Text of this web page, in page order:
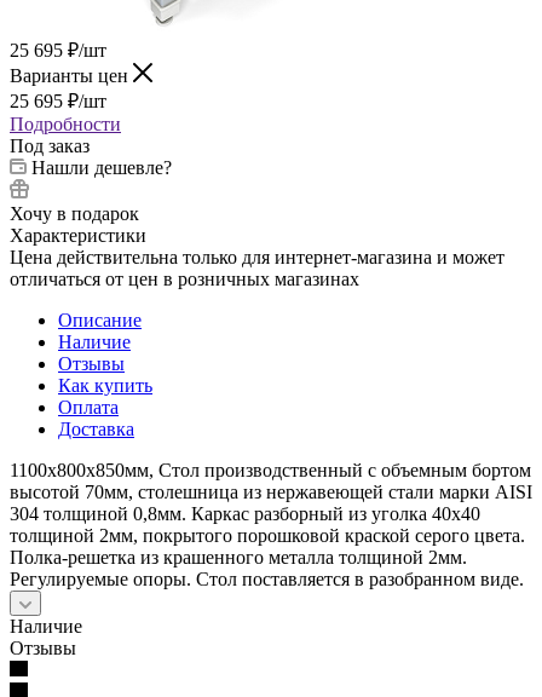
25 695 ₽/шт
Варианты цен
25 695 ₽/шт
Подробности
Под заказ
Нашли дешевле?
Хочу в подарок
Характеристики
Цена действительна только для интернет-магазина и может
отличаться от цен в розничных магазинах
Описание
Наличие
Отзывы
Как купить
Оплата
Доставка
1100х800х850мм, Стол производственный с объемным бортом
высотой 70мм, столешница из нержавеющей стали марки AISI
304 толщиной 0,8мм. Каркас разборный из уголка 40х40
толщиной 2мм, покрытого порошковой краской серого цвета.
Полка-решетка из крашенного металла толщиной 2мм.
Регулируемые опоры. Стол поставляется в разобранном виде.
Наличие
Отзывы